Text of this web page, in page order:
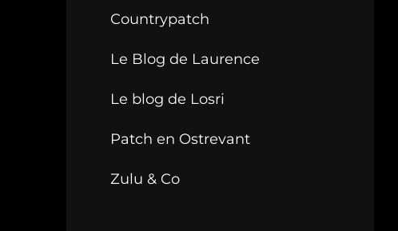
Countrypatch
Le Blog de Laurence
Le blog de Losri
Patch en Ostrevant
Zulu & Co